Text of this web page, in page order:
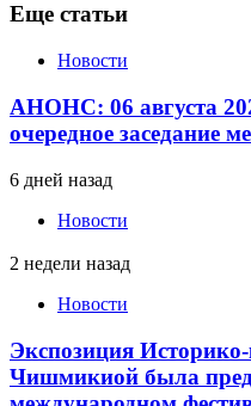
Еще статьи
Новости
АНОНС: 06 августа
очередное заседание
6 дней назад
Новости
2 недели назад
Новости
Экспозиция Историко-
Чишмикиой была